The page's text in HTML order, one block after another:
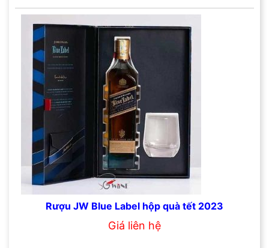
Rượu JW Blue Label hộp quà tết 2023
Giá liên hệ